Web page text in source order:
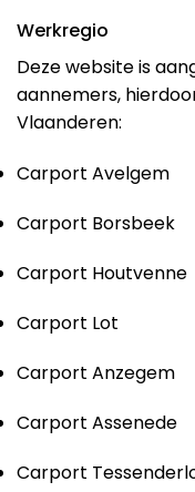
Werkregio
Deze website is
aannemers,
Vlaanderen:
Carport Avelgem
Carport Borsbeek
Carport Houtvenne
Carport Lot
Carport Anzegem
Carport Assenede
Carport